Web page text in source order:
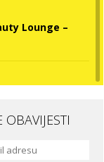
Lounge –
beauty studio –
OBAVIJESTI